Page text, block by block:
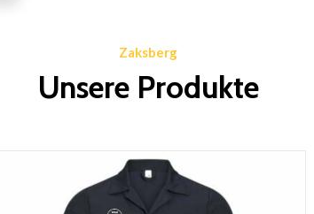
Zaksberg
Unsere Produkte